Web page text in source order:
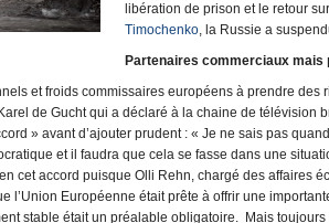
libération de prison et le retour
Timochenko, la Russie a
Partenaires commerciaux mais
et froids commissaires européens à prendre des
de Gucht qui a déclaré à la chaine de télévision
» avant d’ajouter prudent : « Je ne sais pas
et il faudra que cela se fasse dans une
cet accord puisque Olli Rehn, chargé des affaires
l’Union Européenne était prête à offrir une
stable était un préalable obligatoire. Mais